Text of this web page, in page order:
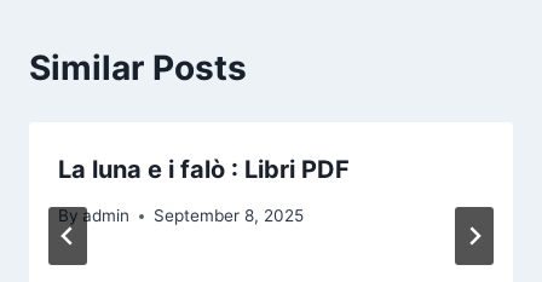
Similar Posts
La luna e i falò : Libri PDF
By admin September 8, 2025